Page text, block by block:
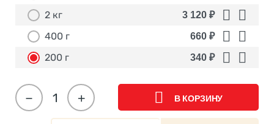
2 кг 3 120 ₽
400 г 660 ₽
200 г 340 ₽
+
− В КОРЗИНУ